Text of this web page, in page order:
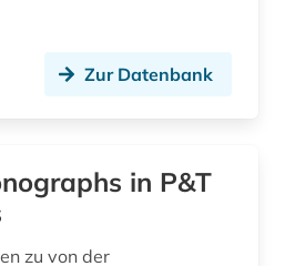
Zur Datenbank
in P&T
zu von der